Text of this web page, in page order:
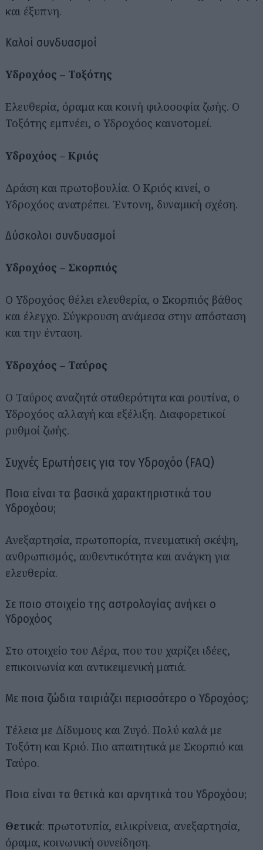
και έξυπνη.
Καλοί συνδυασμοί
Υδροχόος – Τοξότης
Ελευθερία, όραμα και κοινή φιλοσοφία ζωής. Ο
Τοξότης εμπνέει, ο Υδροχόος καινοτομεί.
Υδροχόος – Κριός
Δράση και πρωτοβουλία. Ο Κριός κινεί, ο
Υδροχόος ανατρέπει. Έντονη, δυναμική σχέση.
Δύσκολοι συνδυασμοί
Υδροχόος – Σκορπιός
Ο Υδροχόος θέλει ελευθερία, ο Σκορπιός βάθος
και έλεγχο. Σύγκρουση ανάμεσα στην απόσταση
και την ένταση.
Υδροχόος – Ταύρος
Ο Ταύρος αναζητά σταθερότητα και ρουτίνα, ο
Υδροχόος αλλαγή και εξέλιξη. Διαφορετικοί
ρυθμοί ζωής.
Συχνές Ερωτήσεις για τον Υδροχόο (FAQ)
Ποια είναι τα βασικά χαρακτηριστικά του
Υδροχόου;
Ανεξαρτησία, πρωτοπορία, πνευματική σκέψη,
ανθρωπισμός, αυθεντικότητα και ανάγκη για
ελευθερία.
Σε ποιο στοιχείο της αστρολογίας ανήκει ο
Υδροχόος
Στο στοιχείο του Αέρα, που του χαρίζει ιδέες,
επικοινωνία και αντικειμενική ματιά.
Με ποια ζώδια ταιριάζει περισσότερο ο Υδροχόος;
Τέλεια με Δίδυμους και Ζυγό. Πολύ καλά με
Τοξότη και Κριό. Πιο απαιτητικά με Σκορπιό και
Ταύρο.
Ποια είναι τα θετικά και αρνητικά του Υδροχόου;
Θετικά: πρωτοτυπία, ειλικρίνεια, ανεξαρτησία,
όραμα, κοινωνική συνείδηση.